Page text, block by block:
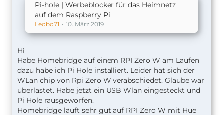
Pi-hole | Werbeblocker für das Heimnetz
auf dem Raspberry Pi
Leobo71 10. März 2019
Hi
Habe Homebridge auf einem RPI Zero W am Laufen
dazu habe ich Pi Hole installiert. Leider hat sich der
WLan chip von Rpi Zero W verabschiedet. Glaube war
überlastet. Habe jetzt ein USB Wlan eingesteckt und
Pi Hole rausgeworfen.
Homebridge läuft sehr gut auf RPI Zero W mit Hue